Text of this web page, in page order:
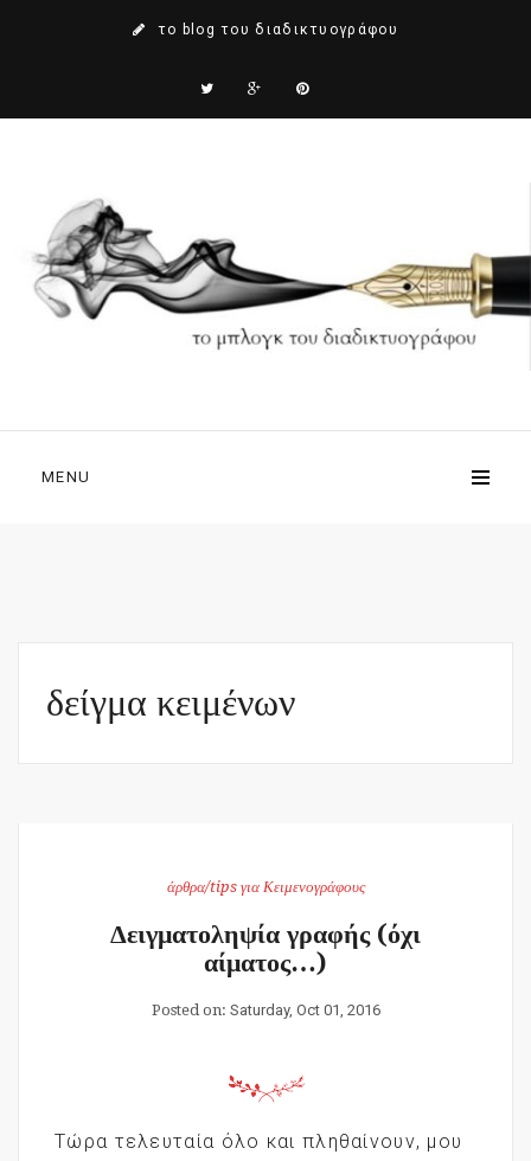
το blog του διαδικτυογράφου
MENU
δείγμα κειμένων
άρθρα/tips για Κειμενογράφους
Δειγματοληψία γραφής (όχι
αίματος…)
Posted on: Saturday, Oct 01, 2016
Τώρα τελευταία όλο και πληθαίνουν, μου